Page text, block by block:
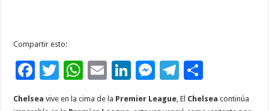
Compartir esto:
F
ac
T
wi
W
h
E
m
Li
n
M T
el o
Chelsea vive en la cima de la Premier League, El Chelsea continúa